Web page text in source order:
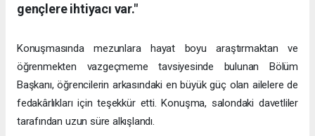
gençlere ihtiyacı var."
Konuşmasında mezunlara hayat boyu araştırmaktan ve
öğrenmekten vazgeçmeme tavsiyesinde bulunan Bölüm
Başkanı, öğrencilerin arkasındaki en büyük güç olan ailelere de
fedakârlıkları için teşekkür etti. Konuşma, salondaki davetliler
tarafından uzun süre alkışlandı.